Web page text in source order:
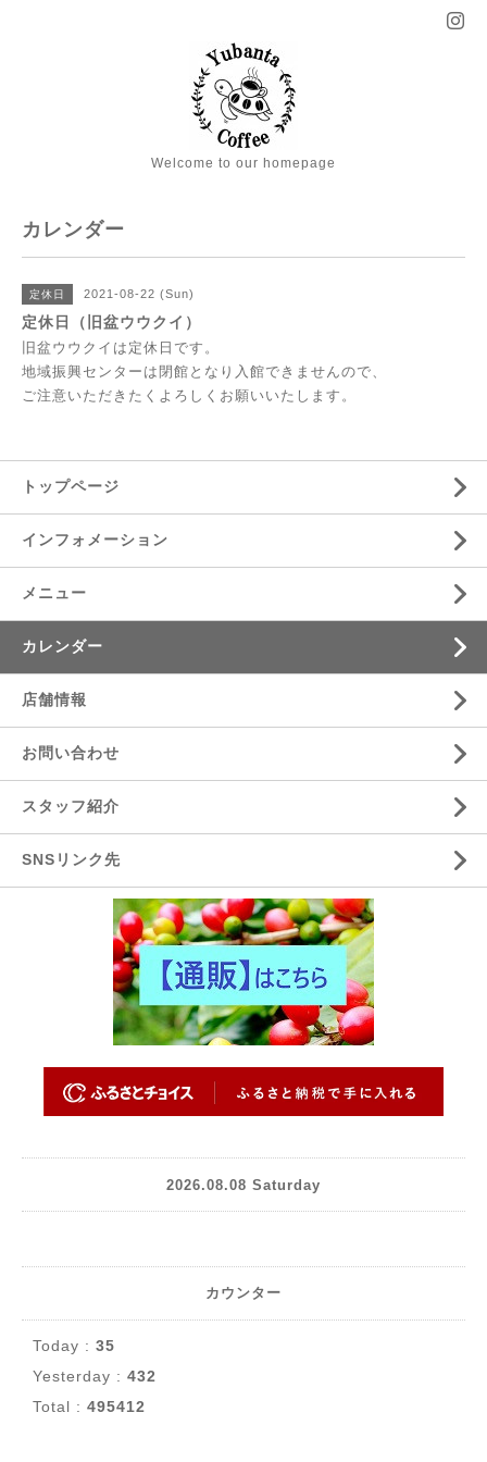
Welcome to our homepage
カレンダー
定休日 2021-08-22 (Sun)
定休日（旧盆ウウクイ）
旧盆ウウクイは定休日です。
地域振興センターは閉館となり入館できませんので、
ご注意いただきたくよろしくお願いいたします。
トップページ
インフォメーション
メニュー
カレンダー
店舗情報
お問い合わせ
スタッフ紹介
SNSリンク先
2026.08.08 Saturday
カウンター
Today : 35
Yesterday : 432
Total : 495412